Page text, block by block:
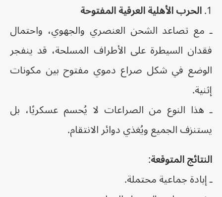
1. الحرب الأهلية العرقية المفتوحة
ـ مع تصاعد الشحن العنصري والجهوي، واحتمال
فقدان السيطرة على الأطراف المسلحة، قد ينفجر
الوضع في شكل صراع دموي مفتوح بين مكونات
إثنية.
ـ هذا النوع من الصراعات لا يُحسم عسكريًا، بل
يستنزف الجميع ويُغذي دوائر الانتقام.
النتائج المتوقعة:
ـ إبادة جماعية محتملة.